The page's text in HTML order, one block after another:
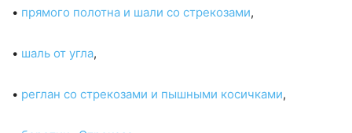
• прямого полотна и шали со стрекозами,
• шаль от угла,
• реглан со стрекозами и пышными косичками,